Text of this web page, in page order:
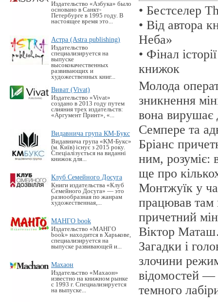
Издательство «Азбука» было
основано в Санкт-
Петербурге в 1995 году. В
настоящее время это...
Астра (Astra publishing)
Издательство
специализируется на
выпуске
высококачественных
развивающих и
художественных книг...
Виват (Vivat)
Издательство «Vivat»
создано в 2013 году путем
слияния трех издательств:
«Аргумент Принт», «...
Видавнича група КМ-Букс
Видавнича група «KM-Букс»
(м. Київ) існує з 2015 року.
Спеціалізується на виданні
книжок для...
Клуб Семейного Досуга
Книги издательства «Клуб
Семейного Досуга» — это
разнообразная по жанрам
художественная,...
МАНГО book
Издательство «MАНГО
book» находится в Харькове,
специализируется на
выпуске развивающей и...
Махаон
Издательство «Махаон»
известно на книжном рынке
с 1993 г. Специализируется
на выпуске...
• Бестселер
• Від автора
Неба»
• Фінал
книжок
Молода
зникнення
вона вирушає
Семпере та
Бріанс
ним, розуміє:
ще про
Монтжуїк у
працював там
причетний
Віктор
Загадки і
злочини
відомостей —
темного